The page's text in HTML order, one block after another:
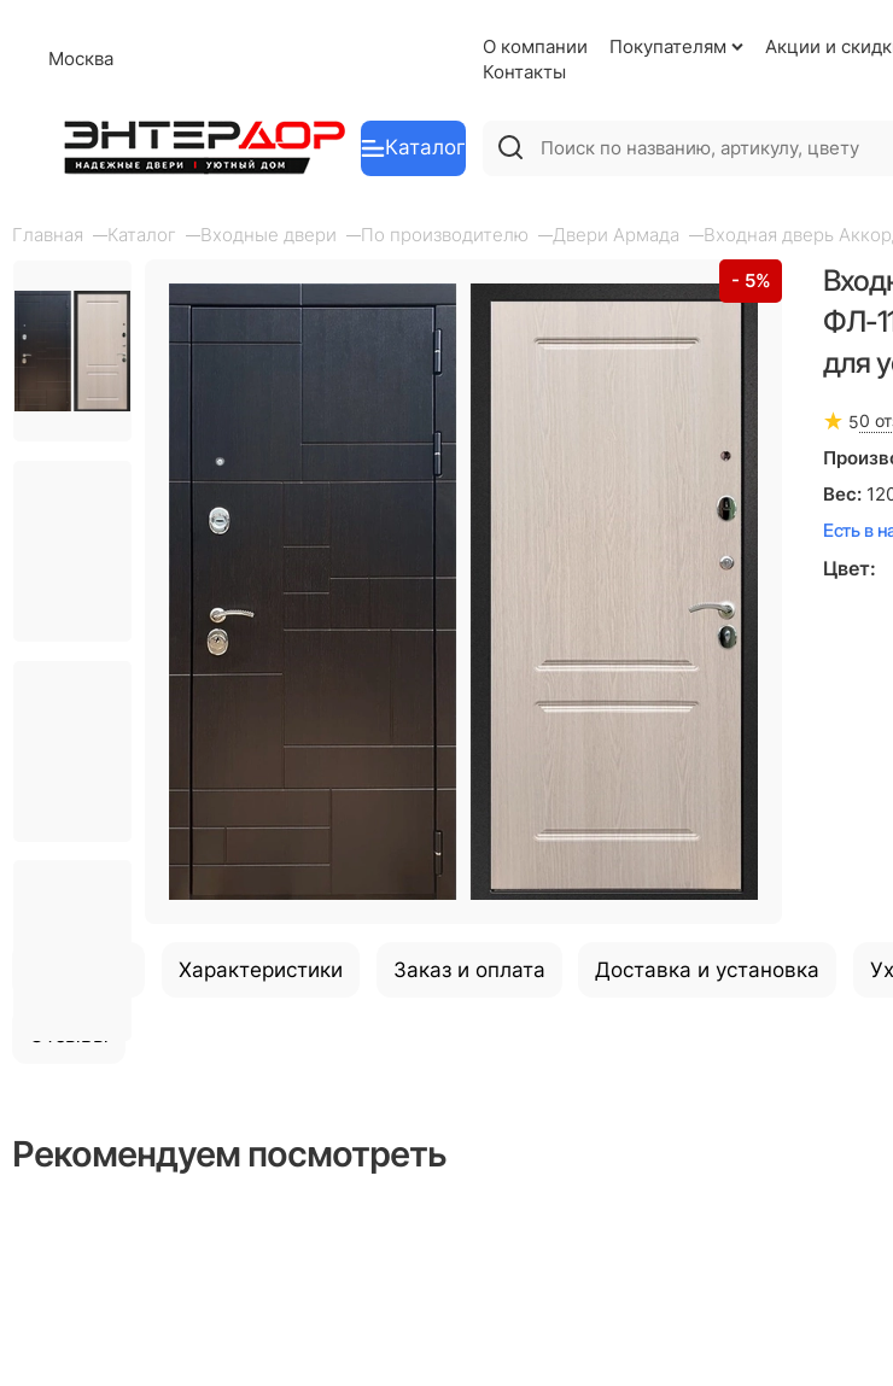
Москва
О компании Покупателям Акции и
Контакты
Каталог
Главная Каталог Входные двери По производителю Двери Армада Входная дверь
- 5%
ФЛ-
для
50
Вес:
Есть в
Цвет:
Характеристики Заказ и оплата Доставка и установка
Отзывы
Рекомендуем посмотреть